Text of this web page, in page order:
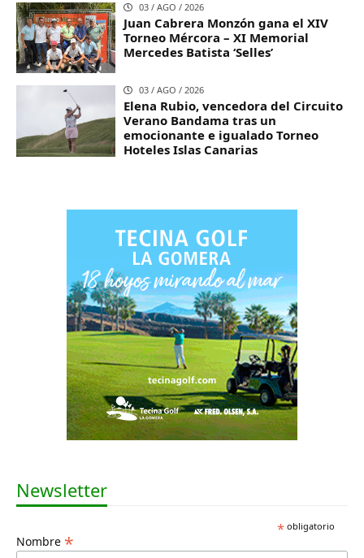
03 / AGO / 2026
Juan Cabrera Monzón gana el XIV
Torneo Mércora – XI Memorial
Mercedes Batista ‘Selles’
03 / AGO / 2026
Elena Rubio, vencedora del Circuito
Verano Bandama tras un
emocionante e igualado Torneo
Hoteles Islas Canarias
Newsletter
*obligatorio
Nombre *